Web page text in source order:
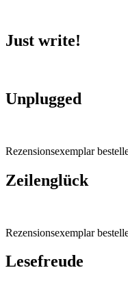
Just write!
Unplugged
Rezensionsexemplar
Zeilenglück
Rezensionsexemplar
Lesefreude